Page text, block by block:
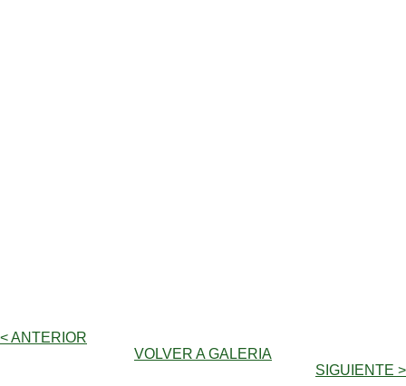
< ANTERIOR
VOLVER A GALERIA
SIGUIENTE >